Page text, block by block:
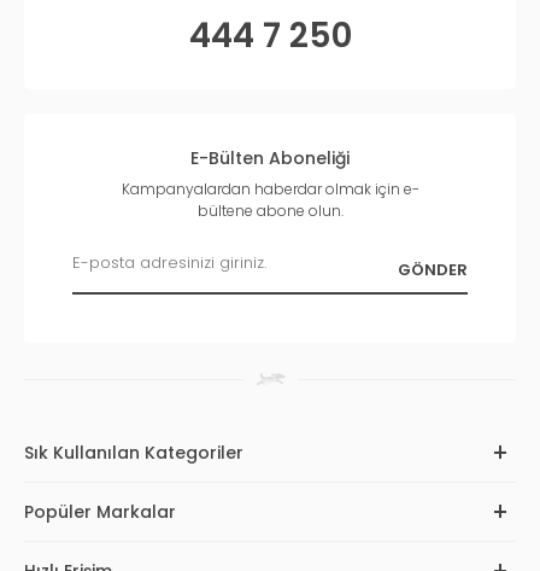
444 7 250
E-Bülten Aboneliği
Kampanyalardan haberdar olmak için e-
bültene abone olun.
Sık Kullanılan Kategoriler
Popüler Markalar